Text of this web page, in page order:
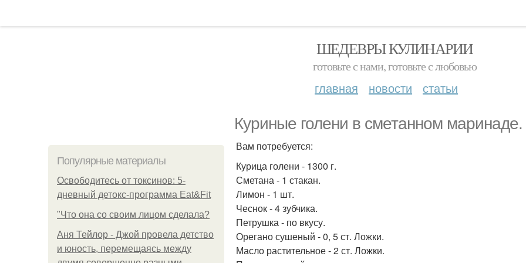
ШЕДЕВРЫ КУЛИНАРИИ
готовьте с нами, готовьте с любовью
главная новости статьи
Куриные голени в сметанном маринаде.
Популярные материалы
Освободитесь от токсинов: 5-
дневный детокс-программа Eat&Fit
"Что она со своим лицом сделала?
Аня Тейлор - Джой провела детство
и юность, перемещаясь между
Вам потребуется:
Курица голени - 1300 г.
Сметана - 1 стакан.
Лимон - 1 шт.
Чеснок - 4 зубчика.
Петрушка - по вкусу.
Орегано сушеный - 0, 5 ст. Ложки.
Масло растительное - 2 ст. Ложки.